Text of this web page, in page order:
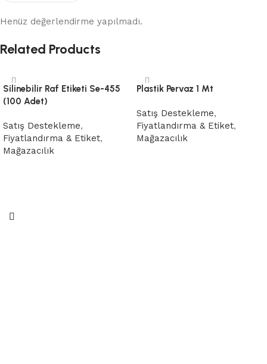
Henüz değerlendirme yapılmadı.
Related Products
Silinebilir Raf Etiketi Se-455
(100 Adet)
Satış Destekleme,
Fiyatlandırma & Etiket,
Mağazacılık
Plastik Pervaz 1 Mt
Satış Destekleme,
Fiyatlandırma & Etiket,
Mağazacılık